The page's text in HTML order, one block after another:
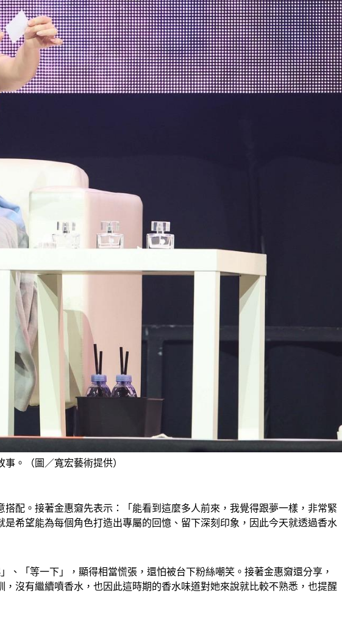
。（圖／寬宏藝術提供）
配。接著金惠奫先表示：「能看到這麼多人前來，我覺得跟夢一樣，非常緊
希望能為每個角色打造出專屬的回憶、留下深刻印象，因此今天就透過香水
「等一下」，顯得相當慌張，還怕被台下粉絲嘲笑。接著金惠奫還分享，
沒有繼續噴香水，也因此這時期的香水味道對她來說就比較不熟悉，也提醒